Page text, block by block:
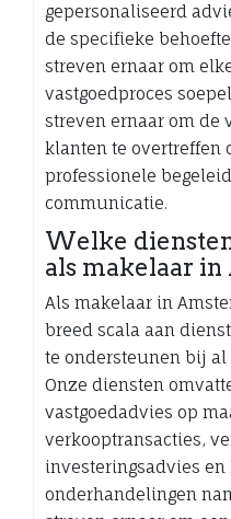
gepersonaliseerd
de specifieke
streven ernaar om
vastgoedproces
streven ernaar om de
klanten te overtreffen
professionele
communicatie.
Welke
als makelaar
Als makelaar in
breed scala aan
te ondersteunen bij al
Onze diensten
vastgoedadvies op
verkooptransacties,
investeringsadvies en
onderhandelingen